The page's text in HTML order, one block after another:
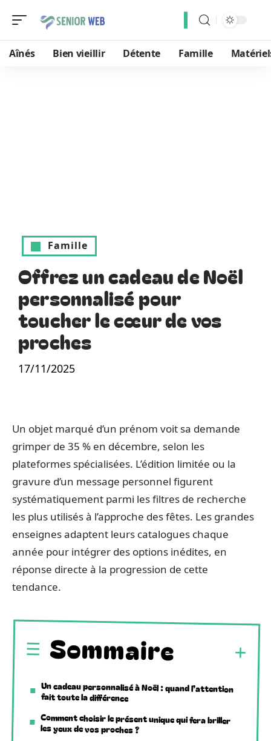
Aînés Bien vieillir Détente Famille
Famille
Offrez un cadeau de Noël
personnalisé pour
toucher le cœur de vos
proches
17/11/2025
Un objet marqué d’un prénom voit sa demande
grimper de 35 % en décembre, selon les
plateformes spécialisées. L’édition limitée ou la
gravure d’un message personnel figurent
systématiquement parmi les filtres de recherche
les plus utilisés à l’approche des fêtes. Les grandes
enseignes adaptent leurs catalogues chaque
année pour intégrer des options inédites, en
réponse directe à la progression de cette
tendance.
Sommaire
Un cadeau personnalisé à Noël : quand l’attention
fait toute la différence
Comment choisir le présent unique qui fera briller
les yeux de vos proches ?